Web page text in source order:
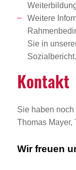
Weitere
Sie in
Sozialbericht.
Kontakt
Sie haben
Thomas Mayer,
Wir freuen